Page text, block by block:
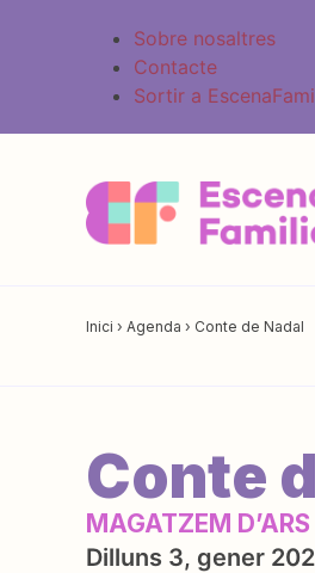
Sobre nosaltres
Contacte
Sortir a
Inici › Agenda › Conte de Nadal
Conte
MAGATZEM D’ARS
Dilluns 3, gener